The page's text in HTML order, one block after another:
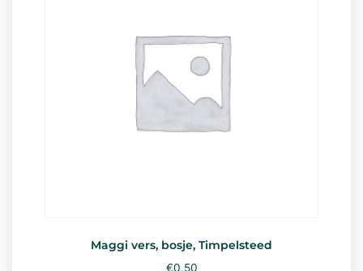
Maggi vers, bosje, Timpelsteed
€0,50